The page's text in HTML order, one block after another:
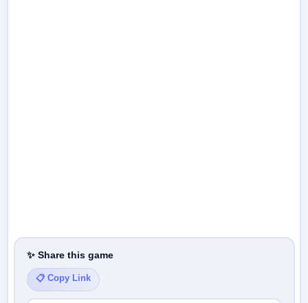
✨ Share this game
📋 Copy Link